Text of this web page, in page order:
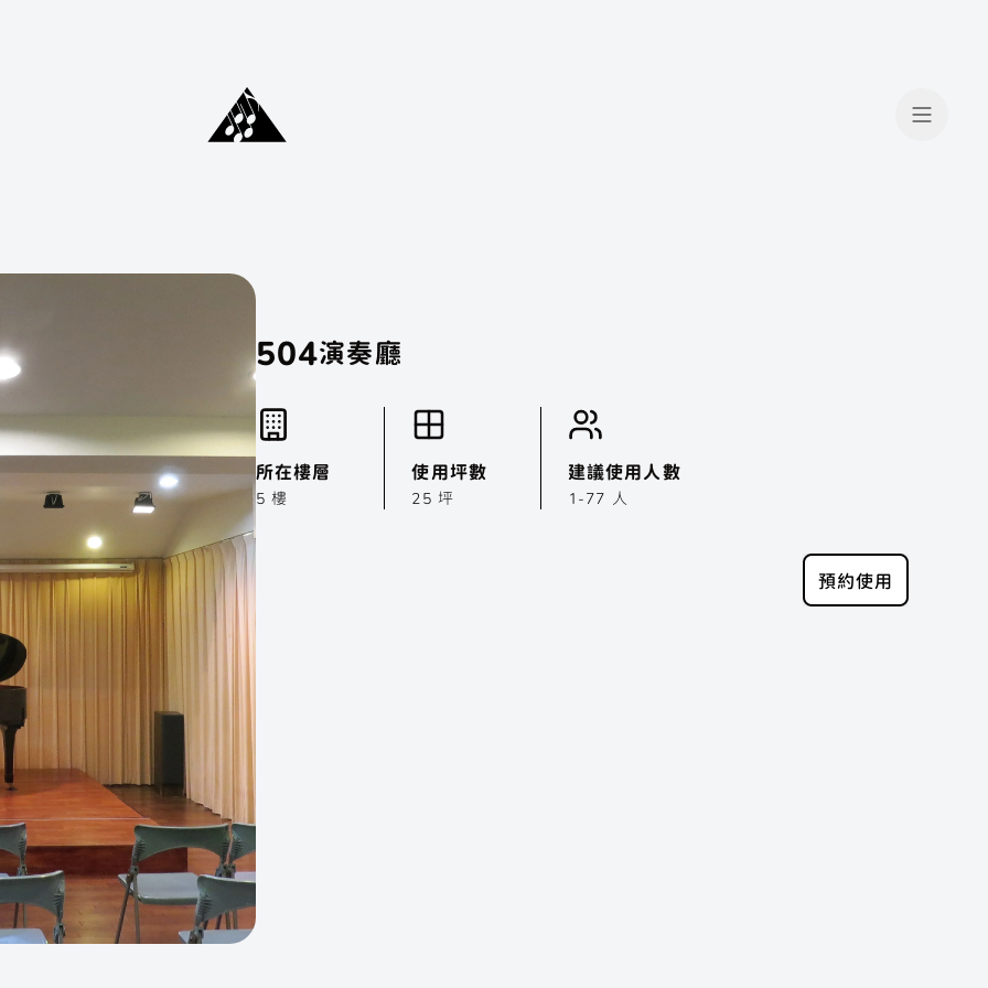
504演奏廳
所在樓層
5 樓
使用坪數
25 坪
建議使用人數
1-77 人
預約使用
會員註冊
...
借
豆
聲子樂集
Phonon Music
關於聲子
展演活動
歷年製作
聲子藝棧
Phonon Arts
場地列表
練習室租借
移地集訓
聲子咖啡
Phonon Cafe
集 Phonon Music
聲子樂集 Line 官方帳號